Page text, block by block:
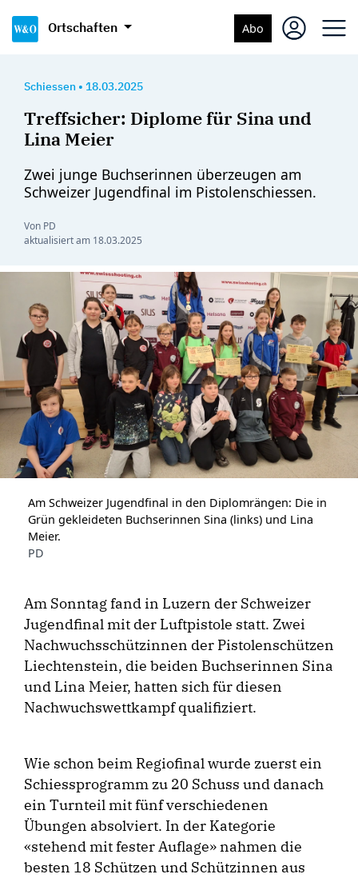
Ortschaften Abo
Schiessen • 18.03.2025
Treffsicher: Diplome für Sina und
Lina Meier
Zwei junge Buchserinnen überzeugen am
Schweizer Jugendfinal im Pistolenschiessen.
Von PD
aktualisiert am 18.03.2025
Am Schweizer Jugendfinal in den Diplomrängen: Die in
Grün gekleideten Buchserinnen Sina (links) und Lina
Meier.
PD
Am Sonntag fand in Luzern der Schweizer
Jugendfinal mit der Luftpistole statt. Zwei
Nachwuchsschützinnen der Pistolenschützen
Liechtenstein, die beiden Buchserinnen Sina
und Lina Meier, hatten sich für diesen
Nachwuchswettkampf qualifiziert.
Wie schon beim Regiofinal wurde zuerst ein
Schiessprogramm zu 20 Schuss und danach
ein Turnteil mit fünf verschiedenen
Übungen absolviert. In der Kategorie
«stehend mit fester Auflage» nahmen die
besten 18 Schützen und Schützinnen aus